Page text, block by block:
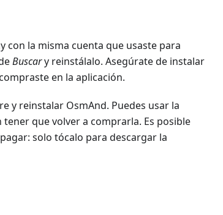
con la misma cuenta que usaste para
Buscary reinstálalo. Asegúrate de instalar
en la aplicación.
y reinstalar OsmAnd. Puedes usar la
que volver a comprarla. Es posible
solo tócalo para descargar la